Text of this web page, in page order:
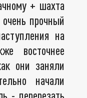
+ шахта
прочный
на
восточнее
они заняли
начали